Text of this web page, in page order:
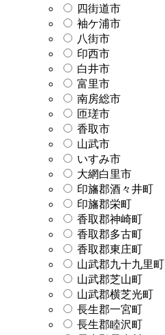
四街道市
袖ケ浦市
八街市
印西市
白井市
富里市
南房総市
匝瑳市
香取市
山武市
いすみ市
大網白里市
印旛郡酒々井町
印旛郡栄町
香取郡神崎町
香取郡多古町
香取郡東庄町
山武郡九十九里町
山武郡芝山町
山武郡横芝光町
長生郡一宮町
長生郡睦沢町